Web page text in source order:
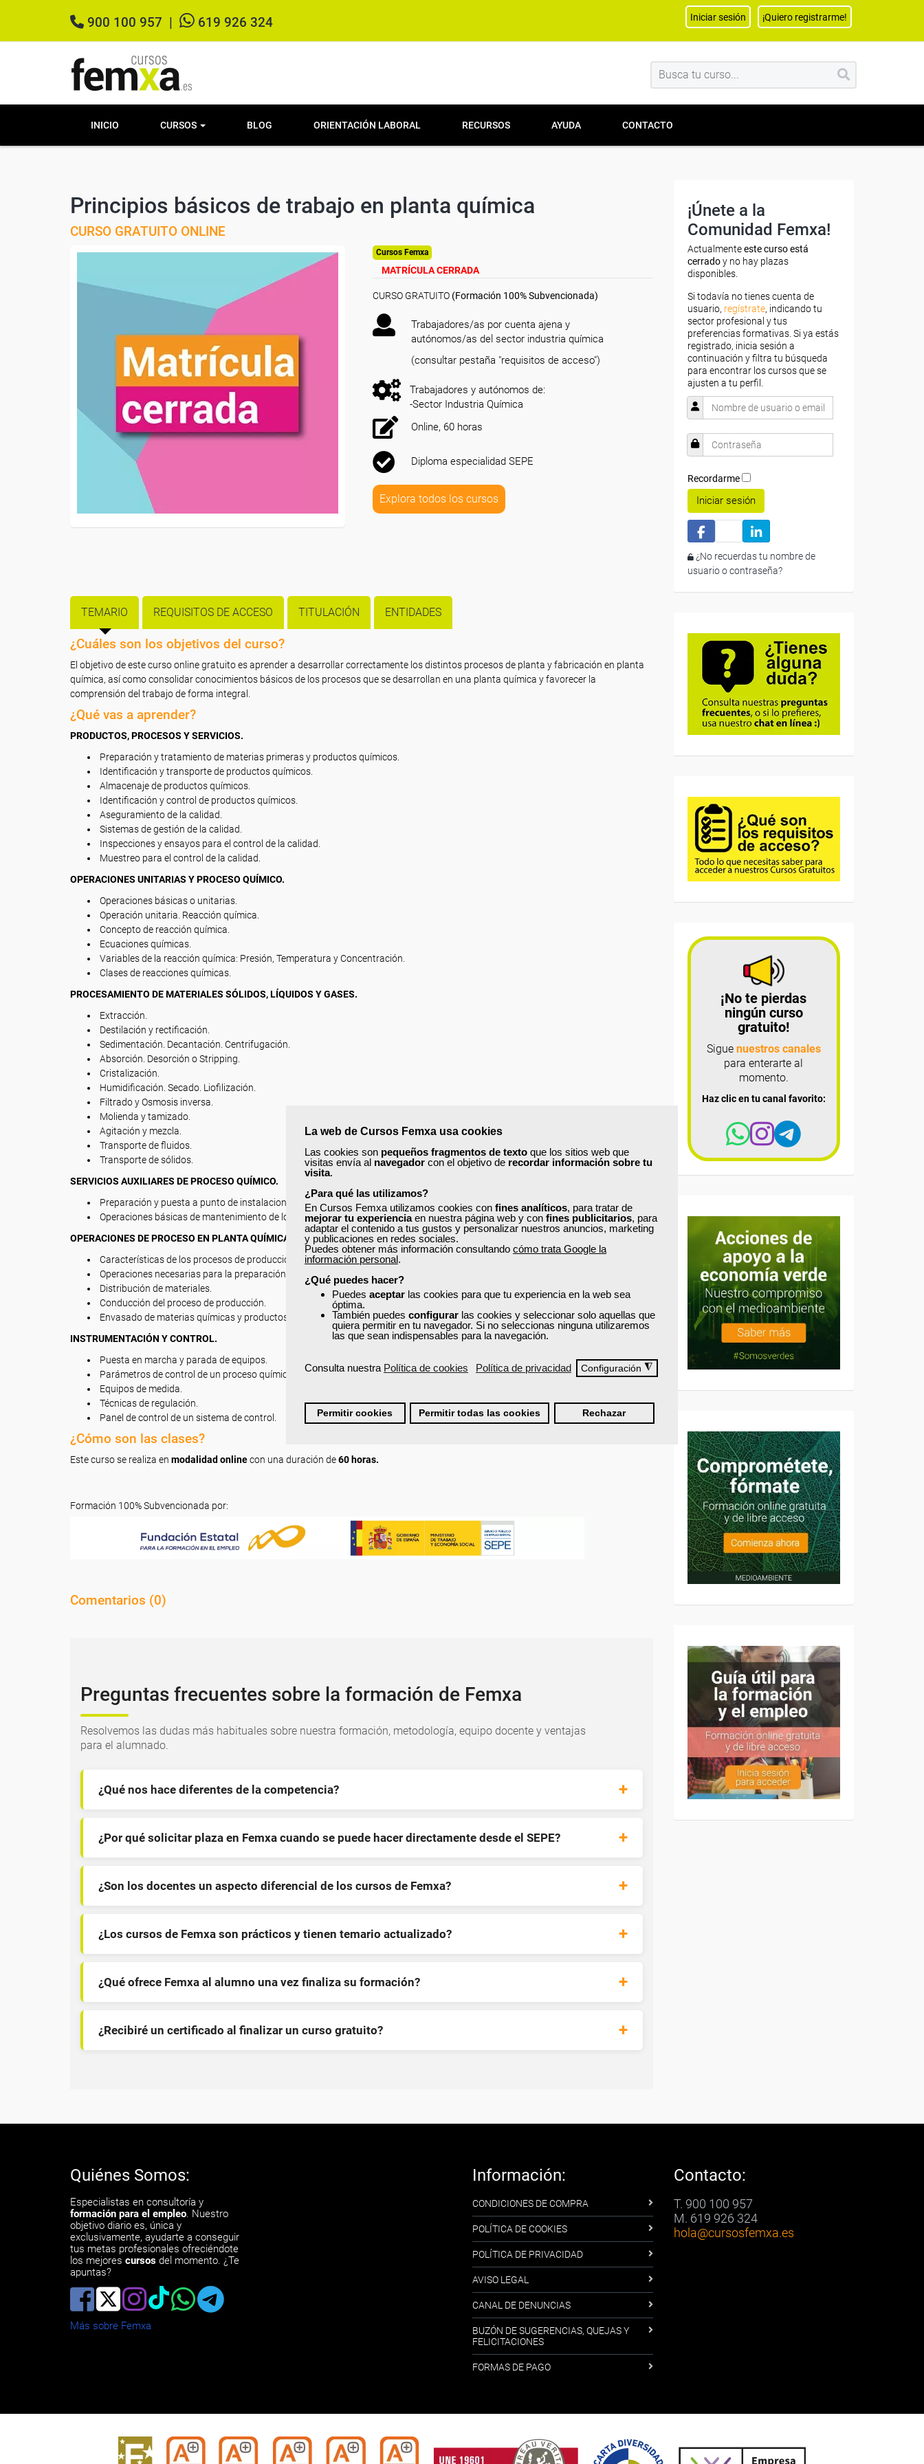
La web de Cursos Femxa usa cookies
Las cookies son pequeños fragmentos de texto que los sitios web que
visitas envía al navegador con el objetivo de recordar información sobre tu
visita.
¿Para qué las utilizamos?
En Cursos Femxa utilizamos cookies con fines analíticos, para tratar de
mejorar tu experienciaen nuestra página web y con fines publicitarios, para
adaptar el contenido a tus gustos y personalizar nuestros anuncios, marketing
y publicaciones en redes sociales.
Puedes obtener más información consultando cómo trata Google la
información personal.
¿Qué puedes hacer?
Puedes aceptar las cookies para que tu experiencia en la web sea
óptima.
También puedes configurar las cookies y seleccionar solo aquellas que
quiera permitir en tu navegador. Si no seleccionas ninguna utilizaremos
las que sean indispensables para la navegación.
Consulta nuestra Política de cookies Política de privacidad Configuración ◮
Permitir cookies Permitir todas las cookies Rechazar
900 100 957 619 926 324 Iniciar sesión ¡Quiero registrarme!
INICIO CURSOS BLOG ORIENTACIÓN LABORAL RECURSOS AYUDA CONTACTO
Principios básicos de trabajo en planta química
CURSO GRATUITO ONLINE
Cursos Femxa
MATRÍCULA CERRADA
CURSO GRATUITO (Formación 100% Subvencionada)
Trabajadores/as por cuenta ajena y
autónomos/as del sector industria química
(consultar pestaña "requisitos de acceso")
Trabajadores y autónomos de:
-Sector Industria Química
Online, 60 horas
Diploma especialidad SEPE
Explora todos los cursos
TEMARIO REQUISITOS DE ACCESO TITULACIÓN ENTIDADES
¿Cuáles son los objetivos del curso?
El objetivo de este curso online gratuito es aprender a desarrollar correctamente los distintos procesos de planta y fabricación en planta
química, así como consolidar conocimientos básicos de los procesos que se desarrollan en una planta química y favorecer la
comprensión del trabajo de forma integral.
¿Qué vas a aprender?
PRODUCTOS, PROCESOS Y SERVICIOS.
Preparación y tratamiento de materias primeras y productos químicos.
Identificación y transporte de productos químicos.
Almacenaje de productos químicos.
Identificación y control de productos químicos.
Aseguramiento de la calidad.
Sistemas de gestión de la calidad.
Inspecciones y ensayos para el control de la calidad.
Muestreo para el control de la calidad.
OPERACIONES UNITARIAS Y PROCESO QUÍMICO.
Operaciones básicas o unitarias.
Operación unitaria. Reacción química.
Concepto de reacción química.
Ecuaciones químicas.
Variables de la reacción química: Presión, Temperatura y Concentración.
Clases de reacciones químicas.
PROCESAMIENTO DE MATERIALES SÓLIDOS, LÍQUIDOS Y GASES.
Extracción.
Destilación y rectificación.
Sedimentación. Decantación. Centrifugación.
Absorción. Desorción o Stripping.
Cristalización.
Humidificación. Secado. Liofilización.
Filtrado y Osmosis inversa.
Molienda y tamizado.
Agitación y mezcla.
Transporte de fluidos.
Transporte de sólidos.
SERVICIOS AUXILIARES DE PROCESO QUÍMICO.
Preparación y puesta a punto de instalaciones y equipos auxiliares.
Operaciones básicas de mantenimiento de los equipos e instalaciones.
OPERACIONES DE PROCESO EN PLANTA QUÍMICA.
Características de los procesos de producción químicos industriales.
Operaciones necesarias para la preparación de máquinas y equipos.
Distribución de materiales.
Conducción del proceso de producción.
Envasado de materias químicas y productos.
INSTRUMENTACIÓN Y CONTROL.
Puesta en marcha y parada de equipos.
Parámetros de control de un proceso químico industrial.
Equipos de medida.
Técnicas de regulación.
Panel de control de un sistema de control.
¿Cómo son las clases?
Este curso se realiza en modalidad onlinecon una duración de60 horas.
Formación 100% Subvencionada por:
Comentarios (0)
Preguntas frecuentes sobre la formación de Femxa
Resolvemos las dudas más habituales sobre nuestra formación, metodología, equipo docente y ventajas
para el alumnado.
¿Qué nos hace diferentes de la competencia?
¿Por qué solicitar plaza en Femxa cuando se puede hacer directamente desde el SEPE?
¿Son los docentes un aspecto diferencial de los cursos de Femxa?
¿Los cursos de Femxa son prácticos y tienen temario actualizado?
¿Qué ofrece Femxa al alumno una vez finaliza su formación?
¿Recibiré un certificado al finalizar un curso gratuito?
¡Únete a la
Comunidad Femxa!
Actualmenteeste curso está
cerradoy no hay plazas
disponibles.
Si todavía no tienes cuenta de
usuario, regístrate, indicando tu
sector profesional y tus
preferencias formativas. Si ya estás
registrado, inicia sesión a
continuación y filtra tu búsqueda
para encontrar los cursos que se
ajusten a tu perfil.
Recordarme
Iniciar sesión
¿No recuerdas tu nombre de
usuario o contraseña?
¡No te pierdas
ningún curso
gratuito!
Sigue nuestros canales
para enterarte al
momento.
Haz clic en tu canal favorito:
Quiénes Somos:
Especialistas en consultoría y
formación para el empleo. Nuestro
objetivo diario es, única y
exclusivamente, ayudarte a conseguir
tus metas profesionales ofreciéndote
los mejores cursos del momento. ¿Te
apuntas?
Más sobre Femxa
Información:
CONDICIONES DE COMPRA
POLÍTICA DE COOKIES
POLÍTICA DE PRIVACIDAD
AVISO LEGAL
CANAL DE DENUNCIAS
BUZÓN DE SUGERENCIAS, QUEJAS Y
FELICITACIONES
FORMAS DE PAGO
Contacto:
T. 900 100 957
M. 619 926 324
hola@cursosfemxa.es